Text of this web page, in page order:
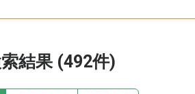
結果 (492件)